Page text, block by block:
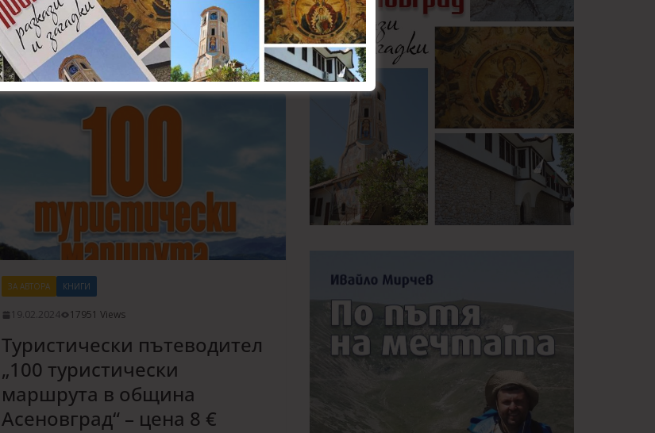
страниците на
Read More
ЗА АВТОРА КНИГИ
19.02.2024 17951 Views
Туристически пътеводител
„100 туристически
маршрута в община
Асеновград“ – цена 8 €